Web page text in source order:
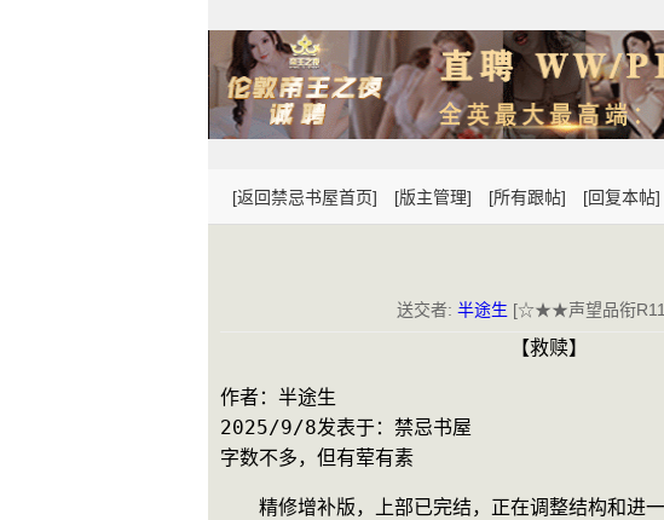
[返回禁忌书屋首页] [版主管理] [所有跟帖] [回复本帖]
送交者: 半途生 [☆★★声望品衔
【救赎】
作者：半途生
2025/9/8发表于：禁忌书屋
字数不多，但有荤有素
精修增补版，上部已完结，正在调整结构和进一